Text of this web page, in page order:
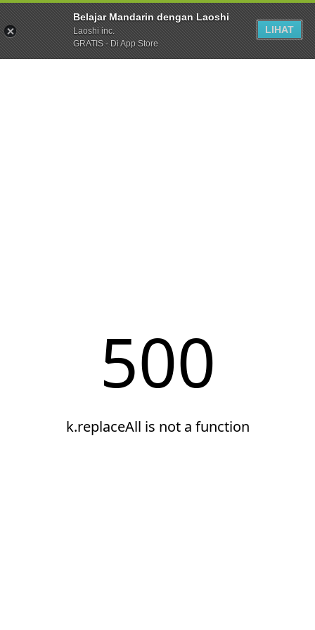
Belajar Mandarin dengan Laoshi
Laoshi inc.
GRATIS - Di App Store
LIHAT
500
k.replaceAll is not a function